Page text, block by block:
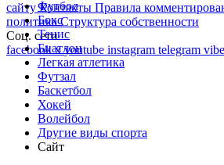
сайтуКонтакты Правила
политикаСтруктура собственности
Соц. сети
facebookxyoutube instagram telegram
Футбол
Бокс
Тенис
Биатлон
Легкая атлетика
Футзал
Баскетбол
Хокей
Волейбол
Другие виды спорта
Сайт